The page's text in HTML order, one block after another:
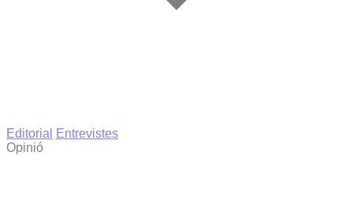
Editorial
Entrevistes
Opinió